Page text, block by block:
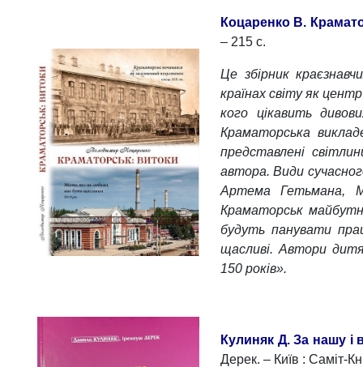
Коцаренко В.
– 215 с.
Це збірник
країнах світу як
кого цікавить
Краматорська
представлені
автора. Види
Артема Гетьмана,
Краматорськ
будуть панувати
щасливі. Автори
150 років».
Кулиняк Д. За нашу і
Дерек. – Київ : Саміт-